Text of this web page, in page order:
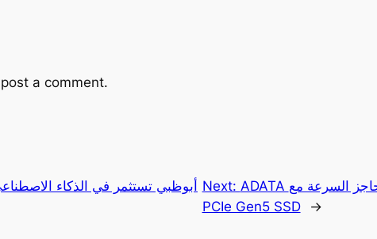
a comment.
أبوظبي تستثمر في الذكاء الاصطناعي Next: ADATA تكسر حاجز السرعة مع LEGEND 970 PRO
PCIe Gen5 SSD
→